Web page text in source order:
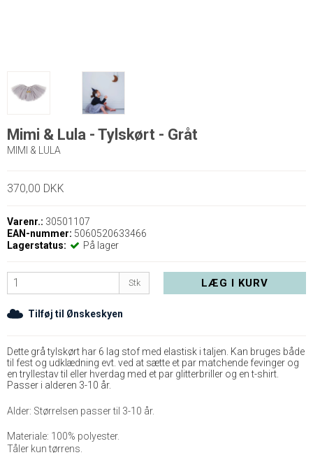
Mimi & Lula - Tylskørt - Gråt
MIMI & LULA
370,00 DKK
Varenr.: 30501107
EAN-nummer: 5060520633466
Lagerstatus:
På lager
Stk LÆG I KURV
Tilføj til Ønskeskyen
Dette grå tylskørt har 6 lag stof med elastisk i taljen. Kan bruges både
til fest og udklædning evt. ved at sætte et par matchende fevinger og
en tryllestav til eller hverdag med et par glitterbriller og en t-shirt.
Passer i alderen 3-10 år.
Alder: Størrelsen passer til 3-10 år.
Materiale: 100% polyester.
Tåler kun tørrens.